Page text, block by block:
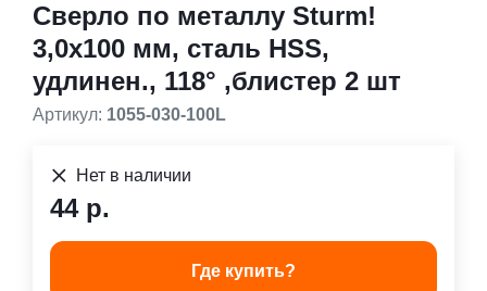
Сверло по металлу Sturm!
3,0х100 мм, сталь HSS,
удлинен., 118° ,блистер 2 шт
Артикул: 1055-030-100L
Нет в наличии
44 р.
Где купить?